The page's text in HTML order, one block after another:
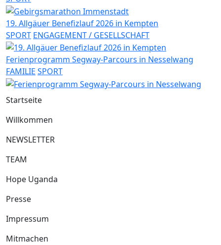
19. Allgäuer Benefizlauf 2026 in Kempten
SPORT ENGAGEMENT / GESELLSCHAFT
Ferienprogramm Segway-Parcours in Nesselwang
FAMILIE SPORT
Startseite
Willkommen
NEWSLETTER
TEAM
Hope Uganda
Presse
Impressum
Mitmachen